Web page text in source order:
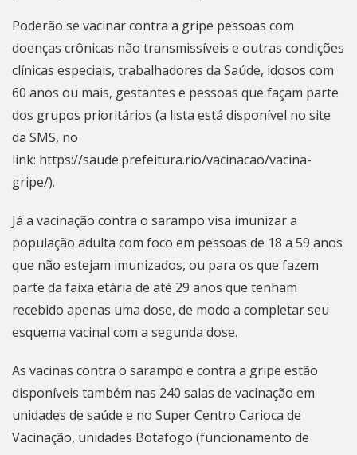
Poderão se vacinar contra a gripe pessoas com
doenças crônicas não transmissíveis e outras condições
clínicas especiais, trabalhadores da Saúde, idosos com
60 anos ou mais, gestantes e pessoas que façam parte
dos grupos prioritários (a lista está disponível no site
da SMS, no
link: https://saude.prefeitura.rio/vacinacao/vacina-
gripe/).
Já a vacinação contra o sarampo visa imunizar a
população adulta com foco em pessoas de 18 a 59 anos
que não estejam imunizados, ou para os que fazem
parte da faixa etária de até 29 anos que tenham
recebido apenas uma dose, de modo a completar seu
esquema vacinal com a segunda dose.
As vacinas contra o sarampo e contra a gripe estão
disponíveis também nas 240 salas de vacinação em
unidades de saúde e no Super Centro Carioca de
Vacinação, unidades Botafogo (funcionamento de